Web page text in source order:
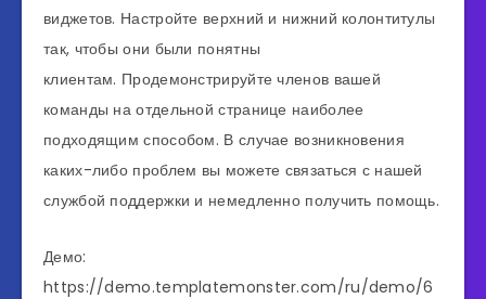
виджетов. Настройте верхний и нижний колонтитулы
так, чтобы они были понятны
клиентам. Продемонстрируйте членов вашей
команды на отдельной странице наиболее
подходящим способом. В случае возникновения
каких-либо проблем вы можете связаться с нашей
службой поддержки и немедленно получить помощь.
Демо:
https://demo.templatemonster.com/ru/demo/6